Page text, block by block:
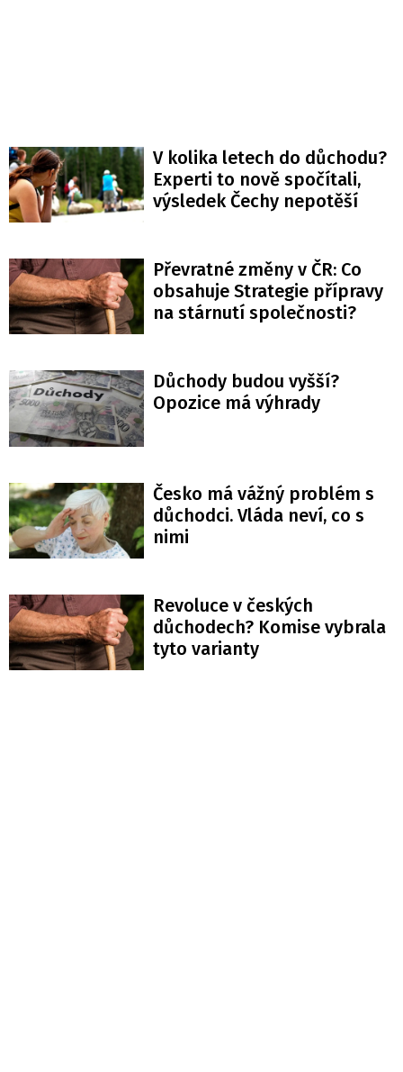
V kolika letech do důchodu?
Experti to nově spočítali,
výsledek Čechy nepotěší
Převratné změny v ČR: Co
obsahuje Strategie přípravy
na stárnutí společnosti?
Důchody budou vyšší?
Opozice má výhrady
Česko má vážný problém s
důchodci. Vláda neví, co s
nimi
Revoluce v českých
důchodech? Komise vybrala
tyto varianty